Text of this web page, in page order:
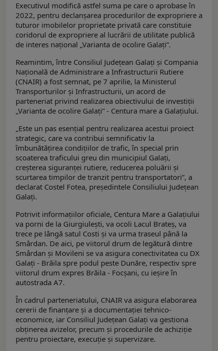
Executivul modifică astfel suma pe care o aprobase în
2022, pentru declanşarea procedurilor de expropriere a
tuturor imobilelor proprietate privată care constituie
coridorul de expropriere al lucrării de utilitate publică
de interes naţional „Varianta de ocolire Galaţi”.
Reamintim, între Consiliul Județean Galați și Compania
Națională de Administrare a Infrastructurii Rutiere
(CNAIR) a fost semnat, pe 7 aprilie, la Ministerul
Transporturilor și Infrastructurii, un acord de
parteneriat privind realizarea obiectivului de investiții
„Varianta de ocolire Galați” - Centura mare a Galațiului.
„Este un pas esențial pentru realizarea acestui proiect
strategic, care va contribui semnificativ la
îmbunătățirea condițiilor de trafic, în special prin
scoaterea traficului greu din municipiul Galați,
creșterea siguranței rutiere, reducerea poluării și
scurtarea timpilor de tranzit pentru transportatori”, a
declarat Costel Fotea, președintele Consiliului Județean
Galați.
Potrivit informaţiilor oficiale, Centura Mare a Galațiului
va porni de la Giurgiulești, va ocoli Lacul Brateș, va
trece pe lângă satul Costi și va urma traseul până la
Smârdan. De aici, pe viitorul drum de legătură dintre
Smârdan și Movileni se va asigura conectivitatea cu DX
Galați - Brăila spre podul peste Dunăre, respectiv spre
viitorul drum expres Brăila - Focșani, cu ieșire în
autostrada A7.
În cadrul parteneriatului, CNAIR va asigura elaborarea
cererii de finanțare și a documentației tehnico-
economice, iar Consiliul Județean Galați va gestiona
obținerea avizelor, precum și procedurile de achiziție
pentru proiectare, execuție și supervizare.